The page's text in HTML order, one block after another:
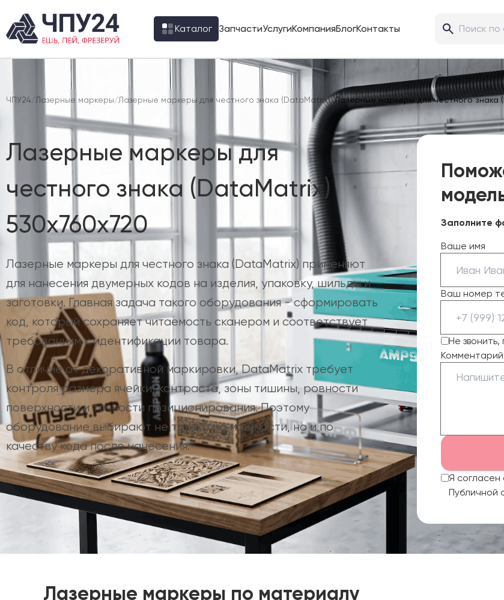
Каталог ЗапчастиУслугиКомпанияБлогКонтакты
ЧПУ24/Лазерные маркеры/Лазерные маркеры для честного знака (DataMatrix)/Лазерные маркеры для честного знака
Лазерные маркеры для
честного знака (DataMatrix)
530х760х720
Лазерные маркеры для честного знака (DataMatrix) применяют
для нанесения двумерных кодов на изделия, упаковку, шильды и
заготовки. Главная задача такого оборудования - сформировать
код, который сохраняет читаемость сканером и соответствует
требованиям к идентификации товара.
В отличие от декоративной маркировки, DataMatrix требует
контроля размера ячейки, контраста, зоны тишины, ровности
поверхности и точности позиционирования. Поэтому
оборудование выбирают не только по мощности, но и по
качеству кода после нанесения.
Заполните
Ваше имя
Ваш номер
Не
Комментарий
Я согласен
Публичной
Лазерные маркеры по материалу